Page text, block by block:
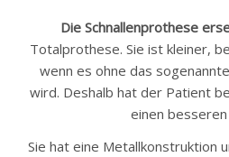
Die Schnallenprothese
Totalprothese. Sie ist kleiner,
wenn es ohne das
wird. Deshalb hat der Patient
einen besseren
Sie hat eine Metallkonstruktion